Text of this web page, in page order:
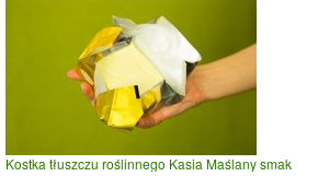
Kostka tłuszczu roślinnego Kasia Maślany smak